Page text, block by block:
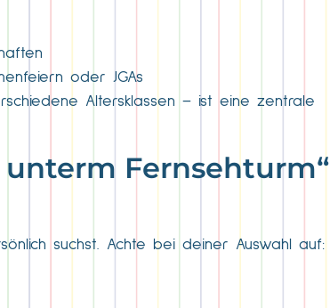
oder JGAs
Altersklassen – ist eine zentrale
unterm Fernsehturm“
suchst. Achte bei deiner Auswahl auf: